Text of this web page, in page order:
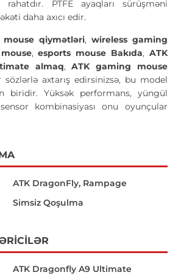
PTFE ayaqları sürüşməni
daha axıcı edir.
qiymətləri, wireless gaming
,esports mouse Bakıda, ATK
almaq,ATK gaming mouse
axtarış edirsinizsə, bu model
biridir. Yüksək performans, yüngül
kombinasiyası onu oyunçular
ATK DragonFly, Rampage
Simsiz Qoşulma
ATK Dragonfly A9 Ultimate